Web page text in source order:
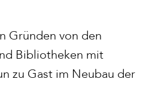
Gründen von den
Bibliotheken mit
zu Gast im Neubau der